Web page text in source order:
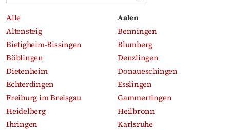
Alle
Aalen
Altensteig
Benningen
Bietigheim-Bissingen
Blumberg
Böblingen
Denzlingen
Dietenheim
Donaueschingen
Echterdingen
Esslingen
Freiburg im Breisgau
Gammertingen
Heidelberg
Heilbronn
Ihringen
Karlsruhe